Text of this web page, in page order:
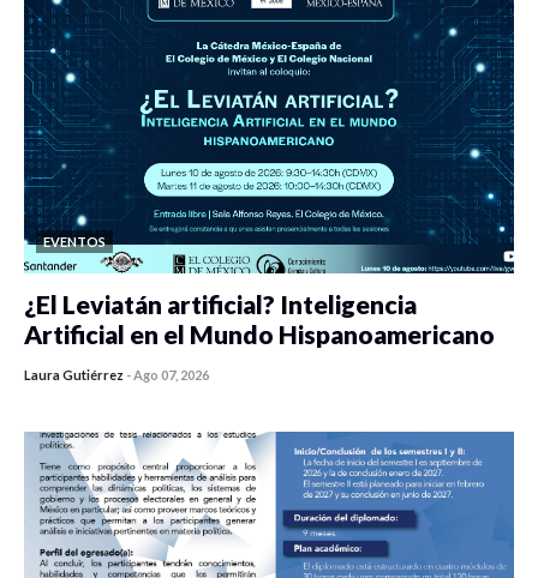
EVENTOS
¿El Leviatán artificial? Inteligencia
Artificial en el Mundo Hispanoamericano
Laura Gutiérrez -Ago 07, 2026